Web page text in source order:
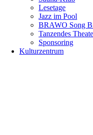
Lesetage
Jazz im Pool
BRAWO Song
Tanzendes
Sponsoring
Kulturzentrum